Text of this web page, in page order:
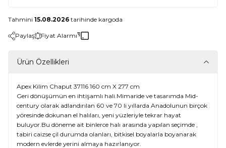
Tahmini 15.08.2026 tarihinde kargoda
Paylaş Fiyat Alarmı
Ürün Özellikleri
Apex Kilim Chaput 37116 160 cm X 277 cm
Geri dönüşümün en ihtişamlı hali.Mimaride ve tasarımda Mid-
century olarak adlandırılan 60 ve 70 li yıllarda Anadolunun birçok
yöresinde dokunan el halıları, yeni yüzleriyle tekrar hayat
buluyor.Bu döneme ait binlerce halı arasında yapılan seçimde ,
tabiri caizse çil durumda olanları, bitkisel boyalarla boyanarak
modern evlerde yerini almaya hazırlanıyor.